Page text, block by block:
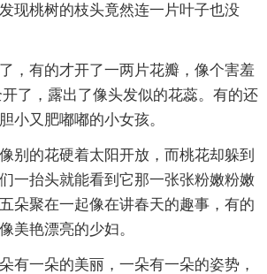
现桃树的枝头竟然连一片叶子也没
，有的才开了一两片花瓣，像个害羞
了，露出了像头发似的花蕊。有的还
小又肥嘟嘟的小女孩。
别的花硬着太阳开放，而桃花却躲到
一抬头就能看到它那一张张粉嫩粉嫩
朵聚在一起像在讲春天的趣事，有的
美艳漂亮的少妇。
有一朵的美丽，一朵有一朵的姿势，